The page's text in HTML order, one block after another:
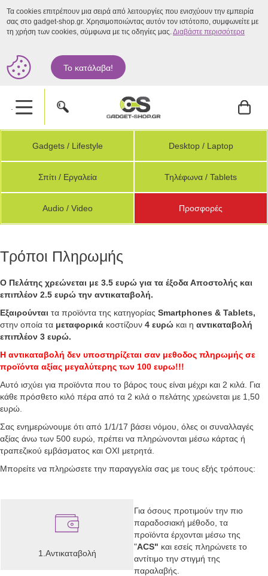
Τα cookies επιτρέπουν μια σειρά από λειτουργίες που ενισχύουν την εμπειρία
σας στο gadget-shop.gr. Χρησιμοποιώντας αυτόν τον ιστότοπο, συμφωνείτε με
τη χρήση των cookies, σύμφωνα με τις οδηγίες μας.Διαβάστε περισσότερα
Το κατάλαβα!
.
Gadgets / Lifestyle Desktop / Laptop
Σπίτι / Εργαλεία Τηλέφωνα / Tablets
Audio / Video Προσφορές
Τρόποι Πληρωμής
Ο Πελάτης χρεώνεται με 3.5 ευρώ για τα έξοδα Αποστολής και
επιπλέον 2.5 ευρώ την αντικαταβολή.
Εξαιρούνται τα προϊόντα της κατηγορίας Smartphones & Tablets,
στην οποία τα μεταφορικά κοστίζουν 4 ευρώ και η αντικαταβολή
επιπλέον 3 ευρώ.
Η αντικαταβολή δεν υποστηρίζεται σαν μεθοδος πληρωμής σε
προϊόντα αξίας μεγαλύτερης των 100 ευρω!!!
Αυτό ισχύει για προϊόντα που το βάρος τους είναι μέχρι και 2 κιλά. Για
κάθε πρόσθετο κιλό πέρα από τα 2 κιλά ο πελάτης χρεώνεται με 1,50
ευρώ.
Σας ενημερώνουμε ότι από 1/1/17 βάσει νόμου, όλες οι συναλλαγές
αξίας άνω των 500 ευρώ, πρέπει να πληρώνονται μέσω κάρτας ή
τραπεζικού εμβάσματος και ΟΧΙ μετρητά.
Μπορείτε να πληρώσετε την παραγγελία σας με τους εξής τρόπους:
1.Αντικαταβολή
Για όσους προτιμούν την πιο
παραδοσιακή μέθοδο, τα
προϊόντα έρχονται μέσω της
"ACS" και εσείς πληρώνετε το
αντίτιμο την στιγμή της
παραλαβής.